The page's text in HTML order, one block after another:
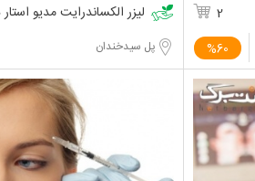
2
%60
لیزر الکساندرایت مدیو استار
پل سیدخندان